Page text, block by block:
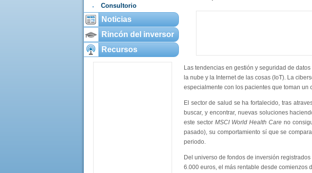
Consultorio
Noticias
Rincón del inversor
Recursos
Las tendencias en gestión y seguridad de
la nube y la Internet de las cosas (IoT). La
especialmente con los pacientes que toman un
El sector de salud se ha fortalecido, tras
buscar, y encontrar, nuevas soluciones
este sectorMSCI World Health Careno
pasado), su comportamiento sí que se
periodo.
Del universo de fondos de inversión
6.000 euros, el más rentable desde comienzos